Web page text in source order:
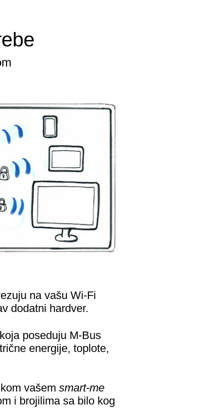
na vašu Wi-Fi
dodatni hardver.
poseduju M-Bus
energije, toplote,
vašem smart-me
i brojilima sa bilo kog